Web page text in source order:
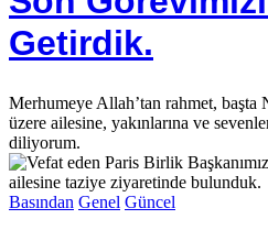
Getirdik.
Merhumeye Allah’tan rahmet, başta
üzere ailesine, yakınlarına ve
diliyorum.
Basından Genel Güncel